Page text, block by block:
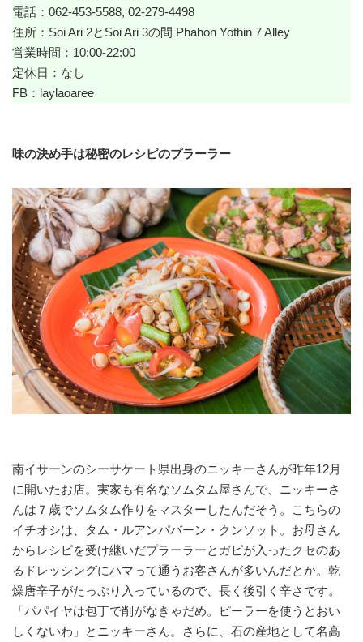
電話：062-453-5588, 02-279-4498
住所：Soi Ari 2とSoi Ari 3の間 Phahon Yothin 7 Alley
営業時間：10:00-22:00
定休日：なし
FB： laylaoaree
味の決め手は秘密のレシピのプラーラー
南イサーンのシーサケート県出身のニッキーさんが昨年12月
に開いたお店。実家も有名なソムタム屋さんで、ニッキーさ
んは７歳でソムタム作りをマスターしたんだそう。こちらの
イチオシは、タム・ルアンパバーン・クンソット。お母さん
からレシピを受け継いだプラーラーとガピが入ったクセのあ
るドレッシングにハマって通うお客さんが多いんだとか。乾
燥唐辛子がたっぷり入っているので、長く後引く辛さです。
「パパイヤは包丁で削がなきゃだめ。ピーラーを使うとおい
しくないわ」とニッキーさん。さらに、石の産地として名高